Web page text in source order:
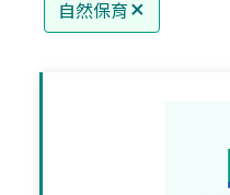
自然保育